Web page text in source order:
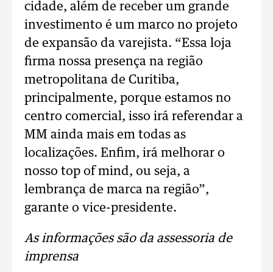
cidade, além de receber um grande
investimento é um marco no projeto
de expansão da varejista. “Essa loja
firma nossa presença na região
metropolitana de Curitiba,
principalmente, porque estamos no
centro comercial, isso irá referendar a
MM ainda mais em todas as
localizações. Enfim, irá melhorar o
nosso top of mind, ou seja, a
lembrança de marca na região”,
garante o vice-presidente.
As informações são da assessoria de
imprensa